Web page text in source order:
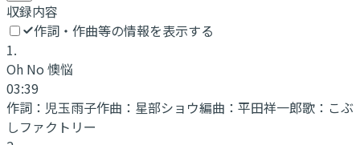
収録内容
作詞・作曲等の情報を表示する
1.
Oh No 懊悩
03:39
作詞： 児玉雨子作曲： 星部ショウ編曲： 平田祥一郎歌： こぶ
しファクトリー